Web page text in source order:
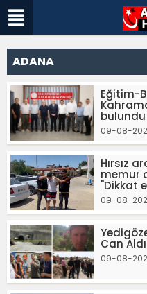
ADANA
Eğitim-
bulundu
09-08-
Hırsız
memur
"Dikkat
09-08-
Can Aldı
09-08-